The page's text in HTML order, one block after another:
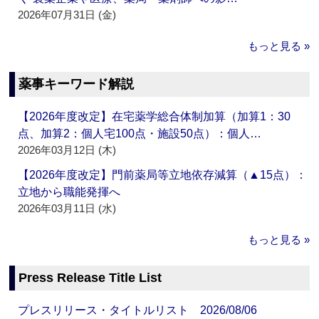
2026年07月31日 (金)
もっと見る »
薬事キーワード解説
【2026年度改定】在宅薬学総合体制加算（加算1：30
点、加算2：個人宅100点・施設50点）：個人…
2026年03月12日 (木)
【2026年度改定】門前薬局等立地依存減算（▲15点）：
立地から職能発揮へ
2026年03月11日 (水)
もっと見る »
Press Release Title List
プレスリリース・タイトルリスト 2026/08/06